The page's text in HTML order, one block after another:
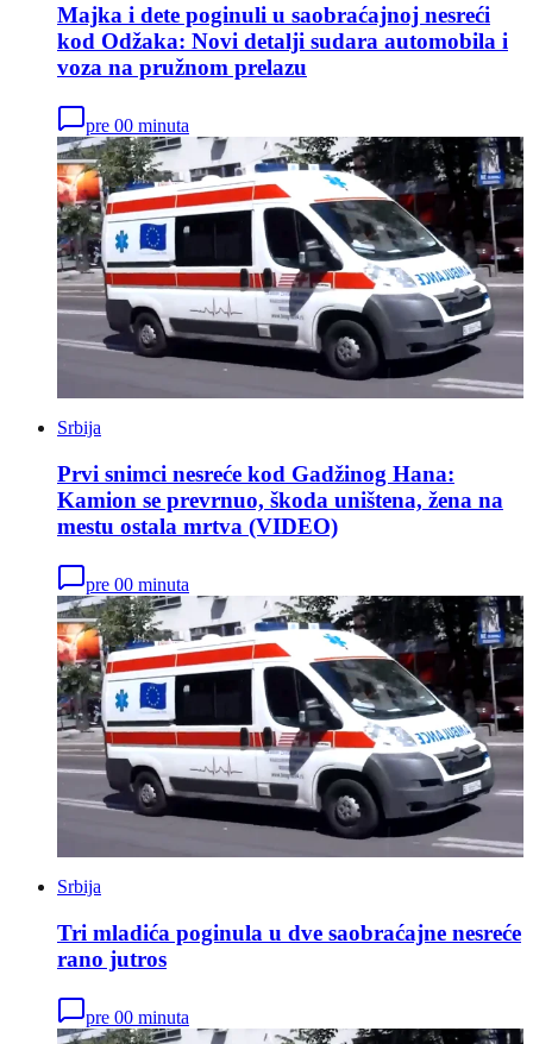
Majka i dete poginuli u saobraćajnoj nesreći
kod Odžaka: Novi detalji sudara automobila i
voza na pružnom prelazu
pre 00 minuta
Srbija
Prvi snimci nesreće kod Gadžinog Hana:
Kamion se prevrnuo, škoda uništena, žena na
mestu ostala mrtva (VIDEO)
pre 00 minuta
Srbija
Tri mladića poginula u dve saobraćajne nesreće
rano jutros
pre 00 minuta